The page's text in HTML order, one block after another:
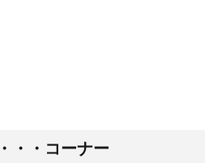
・・コーナー